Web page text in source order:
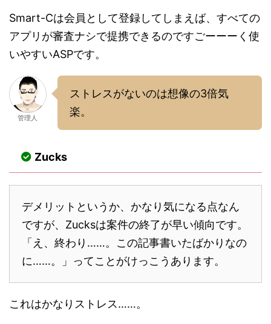
Smart-Cは会員として登録してしまえば、すべての
アプリが審査ナシで提携できるのですごーーーく使
いやすいASPです。
管理人
ストレスがないのは想像の3倍気
楽。
Zucks
デメリットというか、かなり気になる点なん
ですが、Zucksは案件の終了が早い傾向です。
「え、終わり……。この記事書いたばかりなの
に……。」ってことがけっこうあります。
これはかなりストレス……。